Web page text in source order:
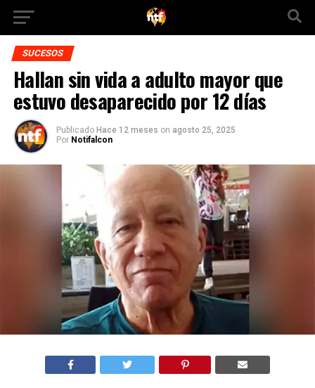
SUCESOS
Hallan sin vida a adulto mayor que
estuvo desaparecido por 12 días
Publicado Hace 12 meses on agosto 25, 2025
Por Notifalcon